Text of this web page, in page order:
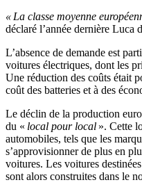
« La classe moyenne
déclaré l’année dernière Luca
L’absence de demande est
voitures électriques, dont les
Une réduction des coûts était
coût des batteries et à des
Le déclin de la production
du « local pour local ». Cette
automobiles, tels que les
s’approvisionner de plus en
voitures. Les voitures
sont alors construites dans le